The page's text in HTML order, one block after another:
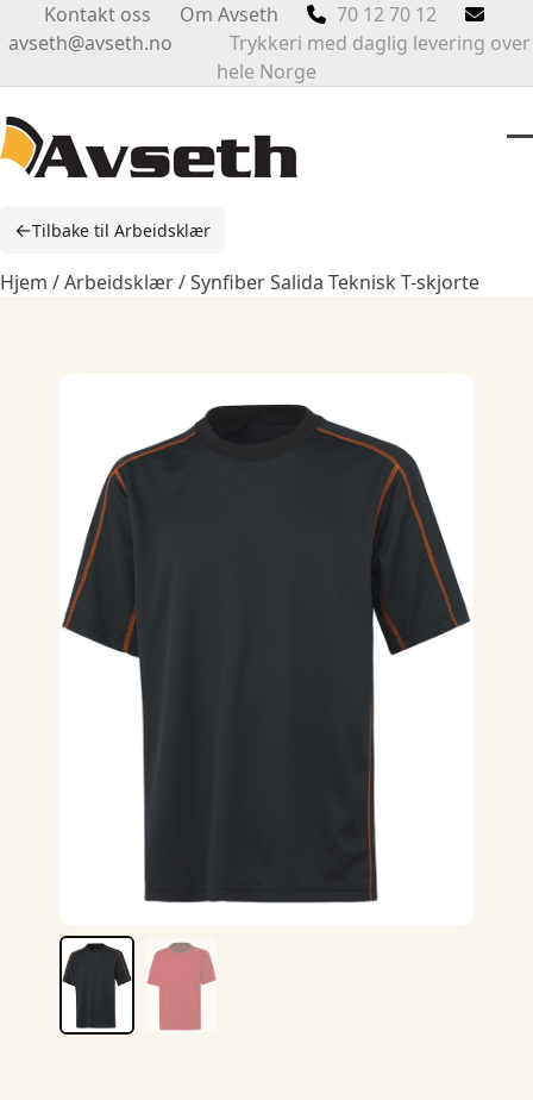
to
Kontakt oss Om Avseth
70 12 70 12
avseth@avseth.no Trykkeri med daglig levering over
hele Norge
←Tilbake til Arbeidsklær
Hjem /Arbeidsklær/ Synfiber Salida Teknisk T-skjorte